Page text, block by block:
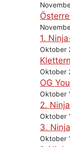
1.
Oktober
Oktober
OG
Oktober
2.
Oktober
3.
Oktober